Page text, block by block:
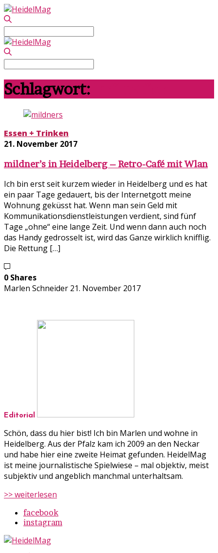
Search
for:
Search
for:
Schlagwort:
Essen + Trinken
21. November 2017
mildner’s in Heidelberg – Retro-Café mit Wlan
Ich bin erst seit kurzem wieder in Heidelberg und es hat
ein paar Tage gedauert, bis der Internetgott meine
Wohnung geküsst hat. Wenn man sein Geld mit
Kommunikationsdienstleistungen verdient, sind fünf
Tage „ohne“ eine lange Zeit. Und wenn dann auch noch
das Handy gedrosselt ist, wird das Ganze wirklich knifflig.
Die Rettung […]
0 Shares
Marlen Schneider 21. November 2017
Editorial
Schön, dass du hier bist! Ich bin Marlen und wohne in
Heidelberg. Aus der Pfalz kam ich 2009 an den Neckar
und habe hier eine zweite Heimat gefunden. HeidelMag
ist meine journalistische Spielwiese – mal objektiv, meist
subjektiv und angeblich manchmal unterhaltsam.
>> weiterlesen
facebook
instagram